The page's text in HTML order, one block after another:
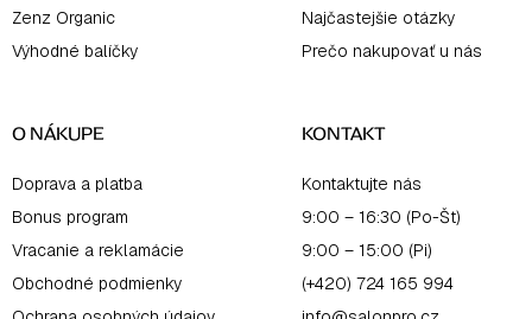
Zenz Organic
Výhodné balíčky
Najčastejšie otázky
Prečo nakupovať u nás
O NÁKUPE
Doprava a platba
Bonus program
Vracanie a reklamácie
Obchodné podmienky
KONTAKT
Kontaktujte nás
9:00 – 16:30 (Po-Št)
9:00 – 15:00 (Pi)
(+420) 724 165 994